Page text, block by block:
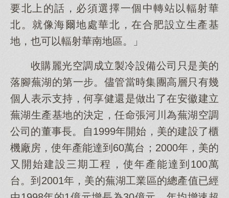
要北上的話，必須選擇一個中轉站以輻射華
北。就像海爾地處華北，在合肥設立生產基
地，也可以輻射華南地區。」
收購麗光空調成立製冷設備公司只是美的
落腳蕪湖的第一步。儘管當時集團高層只有幾
個人表示支持，何享健還是做出了在安徽建立
蕪湖生產基地的決定，任命張河川為蕪湖空調
公司的董事長。自1999年開始，美的建設了櫃
機廠房，使年產能達到60萬台；2000年，美的
又開始建設三期工程，使年產能達到100萬
台。到2001年，美的蕪湖工業區的總產值已經